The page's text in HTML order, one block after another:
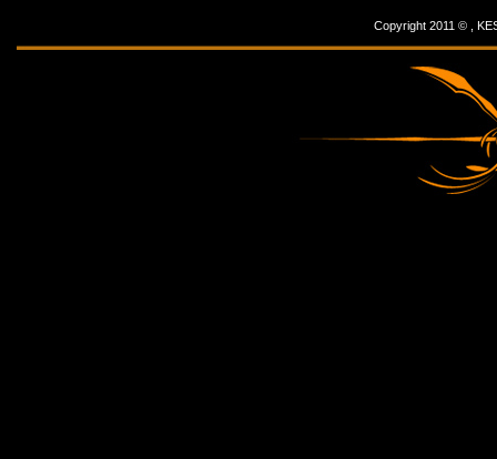
Copyright 2011 © ,